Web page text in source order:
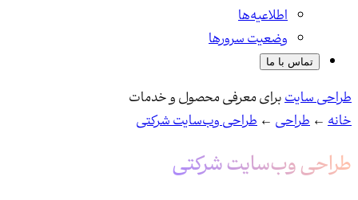
اطلاعیه‌ها
وضعیت سرورها
تماس با ما
طراحی سایتبرای معرفی محصول و خدمات
خانه ← طراحی ← طراحی وب‌سایت شرکتی
طراحی وب‌سایت شرکتی